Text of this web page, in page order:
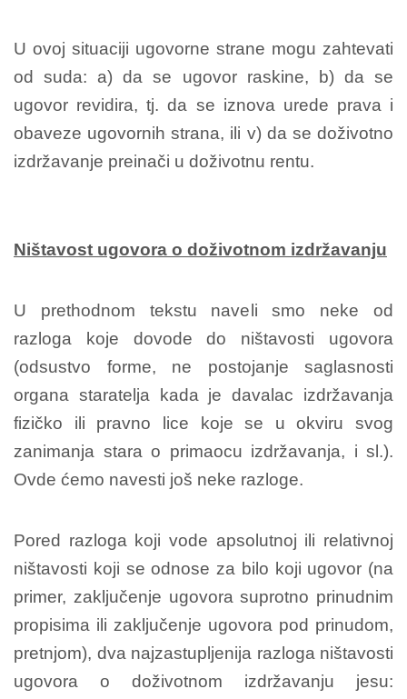
U ovoj situaciji ugovorne strane mogu zahtevati
od suda: a) da se ugovor raskine, b) da se
ugovor revidira, tj. da se iznova urede prava i
obaveze ugovornih strana, ili v) da se doživotno
izdržavanje preinači u doživotnu rentu.
Ništavost ugovora o doživotnom izdržavanju
U prethodnom tekstu naveli smo neke od
razloga koje dovode do ništavosti ugovora
(odsustvo forme, ne postojanje saglasnosti
organa staratelja kada je davalac izdržavanja
fizičko ili pravno lice koje se u okviru svog
zanimanja stara o primaocu izdržavanja, i sl.).
Ovde ćemo navesti još neke razloge.
Pored razloga koji vode apsolutnoj ili relativnoj
ništavosti koji se odnose za bilo koji ugovor (na
primer, zaključenje ugovora suprotno prinudnim
propisima ili zaključenje ugovora pod prinudom,
pretnjom), dva najzastupljenija razloga ništavosti
ugovora o doživotnom izdržavanju jesu: